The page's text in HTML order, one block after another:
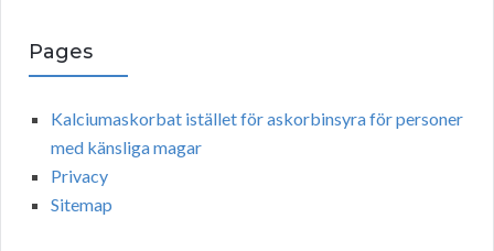
Pages
Kalciumaskorbat istället för askorbinsyra för personer
med känsliga magar
Privacy
Sitemap